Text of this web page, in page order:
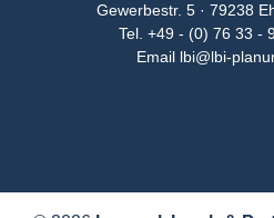
Gewerbestr. 5 · 79238
Tel. +49 - (0) 76 33 -
Email lbi@lbi-